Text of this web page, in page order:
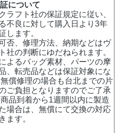
について
ラフト社の保証規定に従い、
不良に対して購入日より3年
します。
否、修理方法、納期などはヴ
社の判断にゆだねられます。
よるバッグ素材、パーツの摩
、転売品などは保証対象にな
償修理の場合も台北までの片
ご負担となりますのでご了承
品到着から1週間以内に製造
場合は、無償にて交換の対応
ます。